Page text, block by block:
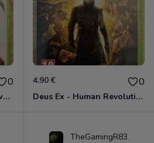
0
Dragon Age Origins - Awakening Xbox 360
4.90 € 0
Deus Ex - Human Revolution Xbox 360
TheGamingR83